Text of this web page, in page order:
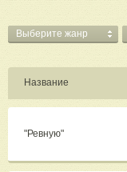
Выберите жанр
Название
"Ревную"